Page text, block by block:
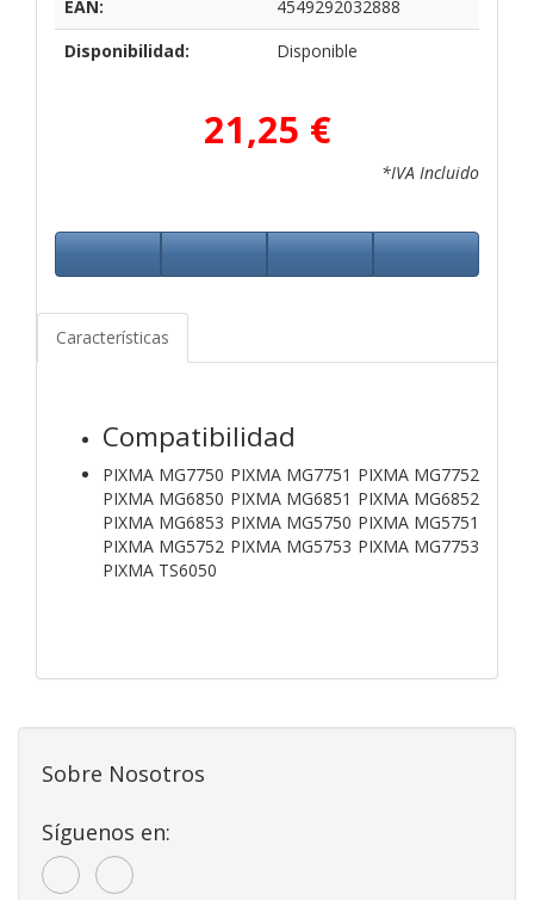
EAN:
4549292032888
Disponibilidad:
Disponible
21,25 €
*IVA Incluido
Características
Compatibilidad
PIXMA MG7750 PIXMA MG7751 PIXMA MG7752
PIXMA MG6850 PIXMA MG6851 PIXMA MG6852
PIXMA MG6853 PIXMA MG5750 PIXMA MG5751
PIXMA MG5752 PIXMA MG5753 PIXMA MG7753
PIXMA TS6050
Sobre Nosotros
Síguenos en: